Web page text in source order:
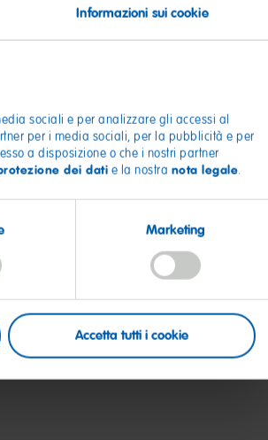
Informazioni sui cookie
sociali e per analizzare gli accessi al
per i media sociali, per la pubblicità e per
a disposizione o che i nostri partner
dei dati e la nostra nota legale.
Marketing
Accetta tutti i cookie